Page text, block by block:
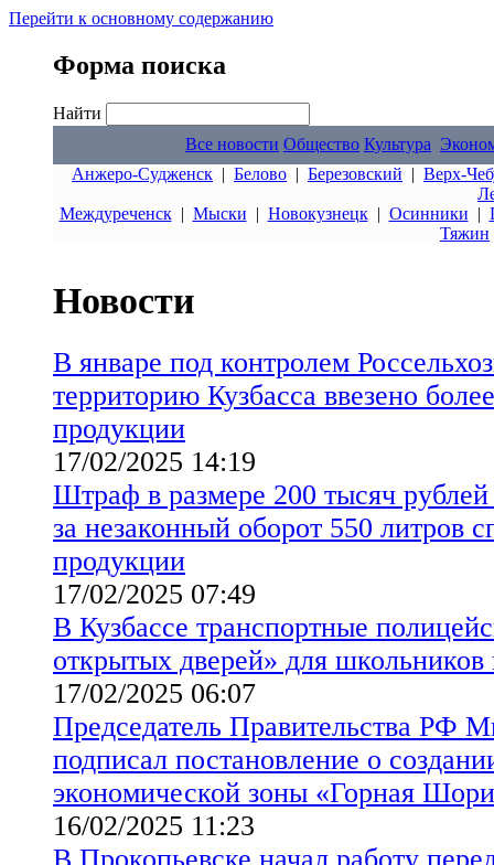
Перейти к основному содержанию
Форма поиска
Найти
Все новости Общество Культура
Анжеро-Судженск | Белово | Березовский | Верх-
Междуреченск| Мыски | Новокузнецк| Осинники |
Тяжин
Новости
В январе под контролем
территорию Кузбасса ввезено
продукции
17/02/2025 14:19
Штраф в размере 200 тысяч рублей
за незаконный оборот 550 литров
продукции
17/02/2025 07:49
В Кузбассе транспортные
открытых дверей» для школьников
17/02/2025 06:07
Председатель Правительства РФ
подписал постановление о
экономической зоны «Горная
16/02/2025 11:23